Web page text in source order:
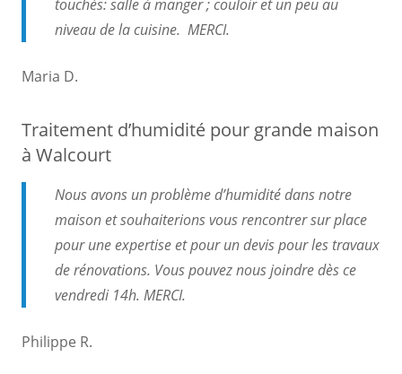
touchés: salle à manger ; couloir et un peu au
niveau de la cuisine. MERCI.
Maria D.
Traitement d’humidité pour grande maison
à Walcourt
Nous avons un problème d’humidité dans notre
maison et souhaiterions vous rencontrer sur place
pour une expertise et pour un devis pour les travaux
de rénovations. Vous pouvez nous joindre dès ce
vendredi 14h. MERCI.
Philippe R.